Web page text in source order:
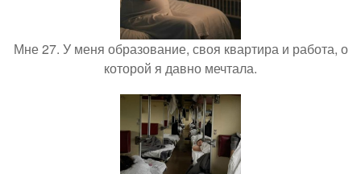
Мне 27. У меня образование, своя квартира и работа, о
которой я давно мечтала.